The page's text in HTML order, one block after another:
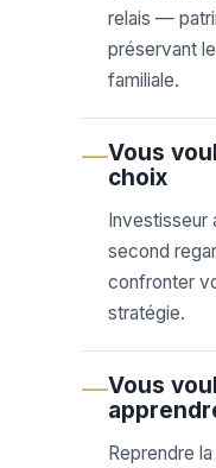
relais —
préservant
familiale.
—Vous
choix
Investisseur
second
confronter
stratégie.
—Vous
Reprendre